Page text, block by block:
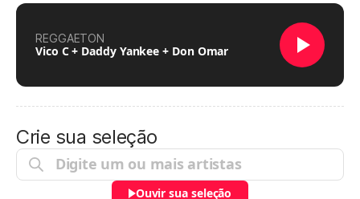
REGGAETON
Vico C + Daddy Yankee + Don Omar
Crie sua seleção
Ouvir sua seleção